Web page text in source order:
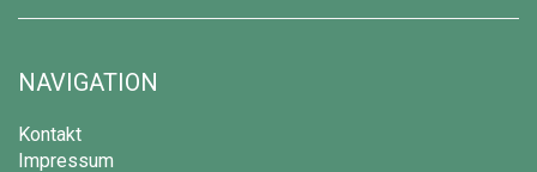
NAVIGATION
Kontakt
Impressum